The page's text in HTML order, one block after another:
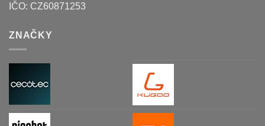
IČO: CZ60871253
ZNAČKY